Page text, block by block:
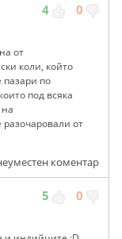
4 0
от
коли, който
пазари по
под всяка
от
коментар
5 0